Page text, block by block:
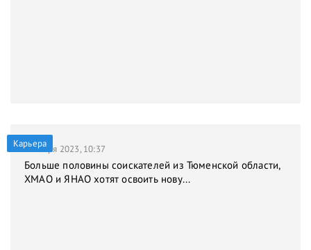
Карьера
9 января 2023, 10:37
Больше половины соискателей из Тюменской области,
ХМАО и ЯНАО хотят освоить нову...